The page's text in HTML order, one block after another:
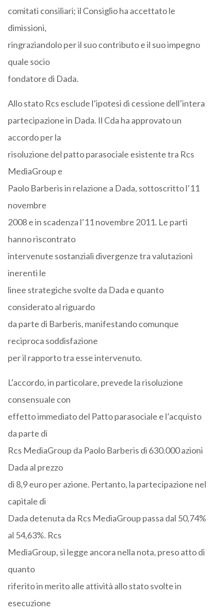
comitati consiliari; il Consiglio ha accettato le
dimissioni,
ringraziandolo per il suo contributo e il suo impegno
quale socio
fondatore di Dada.
Allo stato Rcs esclude l’ipotesi di cessione dell’intera
partecipazione in Dada. Il Cda ha approvato un
accordo per la
risoluzione del patto parasociale esistente tra Rcs
MediaGroup e
Paolo Barberis in relazione a Dada, sottoscritto l’11
novembre
2008 e in scadenza l’11 novembre 2011. Le parti
hanno riscontrato
intervenute sostanziali divergenze tra valutazioni
inerenti le
linee strategiche svolte da Dada e quanto
considerato al riguardo
da parte di Barberis, manifestando comunque
reciproca soddisfazione
per il rapporto tra esse intervenuto.
L’accordo, in particolare, prevede la risoluzione
consensuale con
effetto immediato del Patto parasociale e l’acquisto
da parte di
Rcs MediaGroup da Paolo Barberis di 630.000 azioni
Dada al prezzo
di 8,9 euro per azione. Pertanto, la partecipazione nel
capitale di
Dada detenuta da Rcs MediaGroup passa dal 50,74%
al 54,63%. Rcs
MediaGroup, si legge ancora nella nota, preso atto di
quanto
riferito in merito alle attività allo stato svolte in
esecuzione